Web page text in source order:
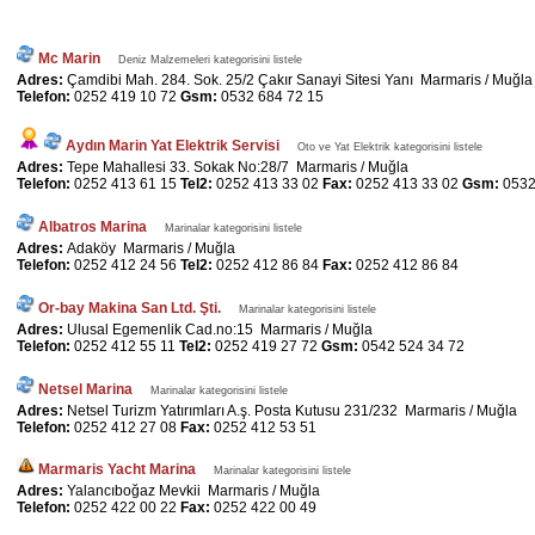
Mc Marin Deniz Malzemeleri kategorisini listele
Adres: Çamdibi Mah. 284. Sok. 25/2 Çakır Sanayi Sitesi Yanı Marmaris / Muğla
Telefon: 0252 419 10 72 Gsm: 0532 684 72 15
Aydın Marin Yat Elektrik Servisi Oto ve Yat Elektrik kategorisini listele
Adres: Tepe Mahallesi 33. Sokak No:28/7 Marmaris / Muğla
Telefon: 0252 413 61 15 Tel2: 0252 413 33 02 Fax: 0252 413 33 02 Gsm:
Albatros Marina Marinalar kategorisini listele
Adres: Adaköy Marmaris / Muğla
Telefon: 0252 412 24 56 Tel2: 0252 412 86 84 Fax: 0252 412 86 84
Or-bay Makina San Ltd. Şti. Marinalar kategorisini listele
Adres: Ulusal Egemenlik Cad.no:15 Marmaris / Muğla
Telefon: 0252 412 55 11 Tel2: 0252 419 27 72 Gsm: 0542 524 34 72
Netsel Marina Marinalar kategorisini listele
Adres: Netsel Turizm Yatırımları A.ş. Posta Kutusu 231/232 Marmaris / Muğla
Telefon: 0252 412 27 08 Fax: 0252 412 53 51
Marmaris Yacht Marina Marinalar kategorisini listele
Adres: Yalancıboğaz Mevkii Marmaris / Muğla
Telefon: 0252 422 00 22 Fax: 0252 422 00 49